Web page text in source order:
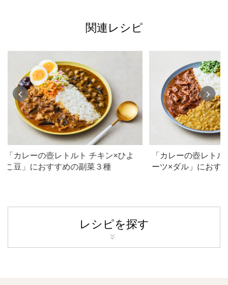
関連レシピ
「カレーの壺レトルト チキン×ひよ
こ豆」におすすめの副菜３種
「カレーの壺レト
ーツ×ダル」におす
レシピを探す